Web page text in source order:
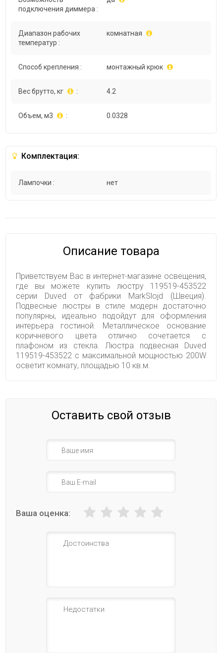
подключения диммера :
Диапазон рабочих
температур :
комнатная
Способ крепления : монтажный крюк
Вес брутто, кг : 4.2
Объем, м3 : 0.0328
Комплектация:
Лампочки : нет
Описание товара
Приветствуем Вас в интернет-магазине освещения,
где вы можете купить люстру 119519-453522
серии Duved от фабрики MarkSlojd (Швеция).
Подвесные люстры в стиле модерн достаточно
популярны, идеально подойдут для оформления
интерьера гостиной. Металлическое основание
коричневого цвета отлично сочетается с
плафоном из стекла. Люстра подвесная Duved
119519-453522 с максимальной мощностью 200W
осветит комнату, площадью 10 кв.м.
Оставить свой отзыв
Ваша оценка: